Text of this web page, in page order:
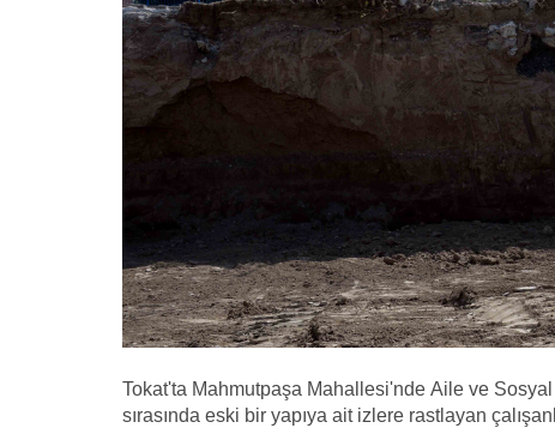
Tokat'ta Mahmutpaşa Mahallesi'nde Aile ve
sırasında eski bir yapıya ait izlere rastlayan